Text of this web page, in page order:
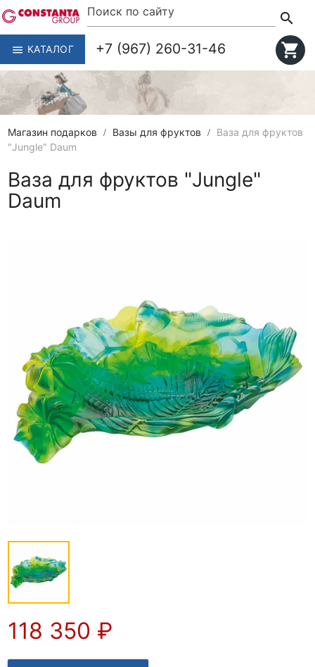
menu КАТАЛОГ
search
+7 (967) 260-31-46
shopping_cart
Магазин подарков Вазы для фруктов
Ваза для фруктов
"Jungle" Daum
Ваза для фруктов "Jungle"
Daum
118 350 ₽